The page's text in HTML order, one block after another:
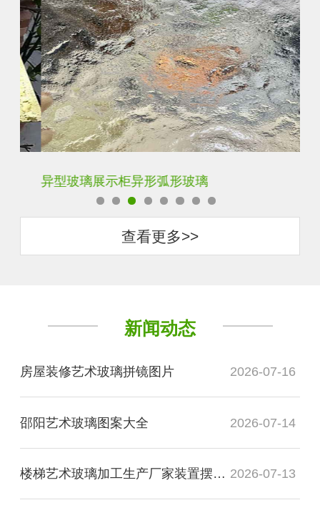
异型玻璃展示柜异形弧形玻璃
查看更多>>
新闻动态
房屋装修艺术玻璃拼镜图片 2026-07-16
邵阳艺术玻璃图案大全 2026-07-14
楼梯艺术玻璃加工生产厂家装置摆件安装 2026-07-13